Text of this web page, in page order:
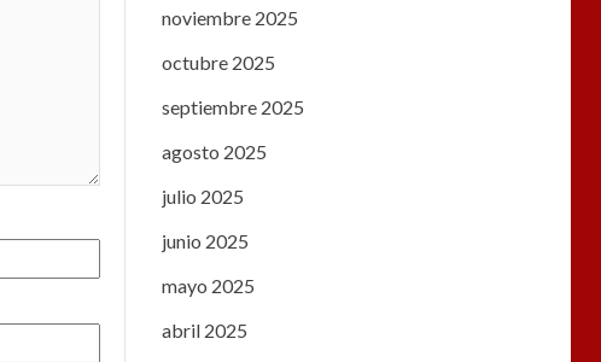
noviembre 2025
octubre 2025
septiembre 2025
agosto 2025
julio 2025
junio 2025
mayo 2025
abril 2025